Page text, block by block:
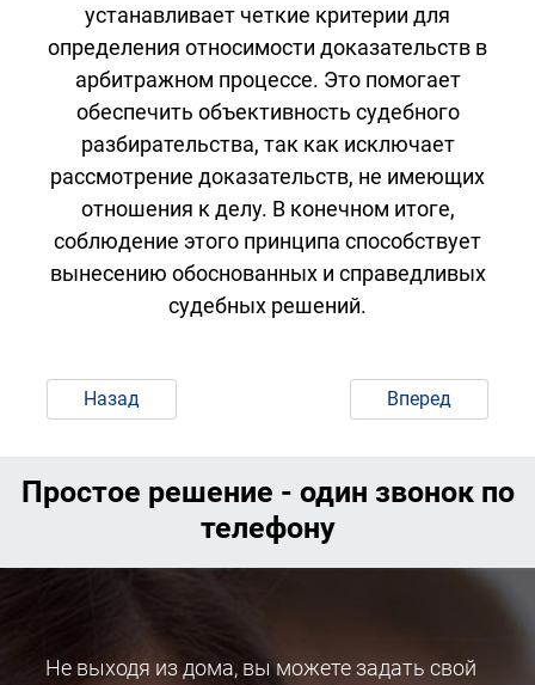
устанавливает четкие критерии для
определения относимости доказательств в
арбитражном процессе. Это помогает
обеспечить объективность судебного
разбирательства, так как исключает
рассмотрение доказательств, не имеющих
отношения к делу. В конечном итоге,
соблюдение этого принципа способствует
вынесению обоснованных и справедливых
судебных решений.
Назад Вперед
Простое решение - один звонок по
телефону
Не выходя из дома, вы можете задать свой